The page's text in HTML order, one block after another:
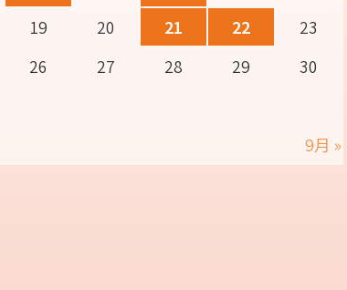
19 20 21 22
23
26 27 28 29
30
9月 »